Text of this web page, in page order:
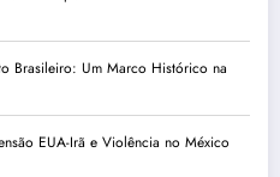
Brasileiro: Um Marco Histórico na
EUA-Irã e Violência no México